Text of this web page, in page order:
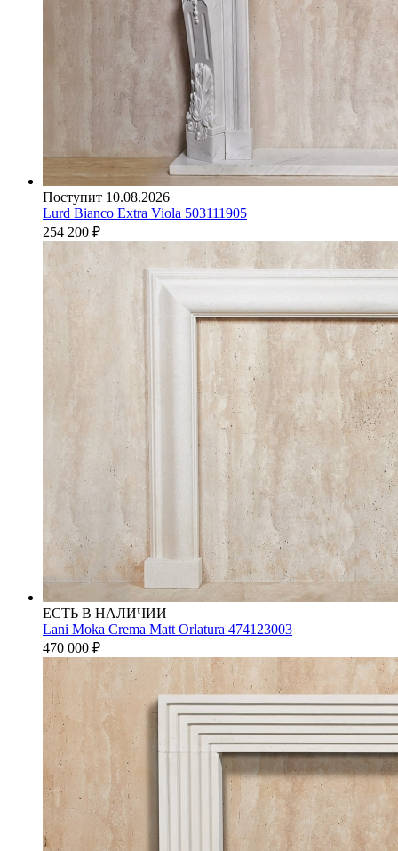
Поступит 10.08.2026
Lurd Bianco Extra Viola 503111905
254 200 ₽
ЕСТЬ В НАЛИЧИИ
Lani Moka Crema Matt Orlatura 474123003
470 000 ₽